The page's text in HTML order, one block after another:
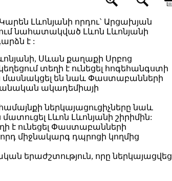
Լևոնյանի որդու` Արցախյան
նահատակված Լևոն Լևոնյանի
է :
Սևան քաղաքի Սրբոց
տեղի է ունեցել հոգեհանգստի
են նաև Փաստաբանների
ակադեմիայի
ներկայացուցիչները նաև
Լևոն Լևոնյանի շիրիմին:
է ունեցել Փաստաբանների
միջնակարգ դպրոցի կողմից
երաժշտություն, որը ներկայացվեց